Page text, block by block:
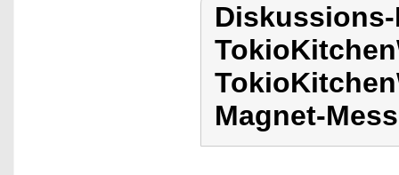
Magnet-